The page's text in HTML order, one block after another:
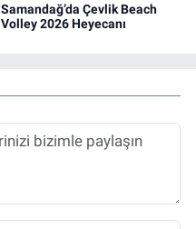
Samandağ’da Çevlik Beach
Volley 2026 Heyecanı